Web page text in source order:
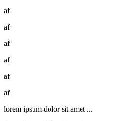
af
af
af
af
af
af
lorem ipsum dolor sit amet ...